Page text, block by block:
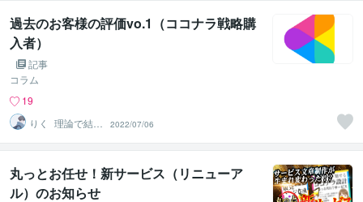
過去のお客様の評価vo.1（ココナラ戦略購
入者）
記事
コラム
19
りく_理論で結果
を出すサービス
販売
2022/07/06
丸っとお任せ！新サービス（リニューア
ル）のお知らせ